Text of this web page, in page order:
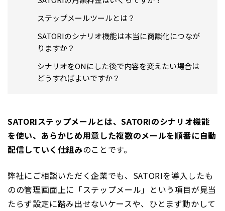
ステップメールツールとは？
SATORIのシナリオ機能は本当に商談化につなが
りますか？
シナリオをONにした後で内容を変えたい場合は
どうすればよいですか？
SATORIステップメールとは、SATORIのシナリオ機能
を使い、あらかじめ用意した複数のメールを順番に自動
配信していく仕組みのことです。
弊社にご相談いただく企業でも、SATORIを導入したも
のの管理画面上に「ステップメール」という項目が見当
たらず設定に踏み出せないケースや、ひとまず動かして